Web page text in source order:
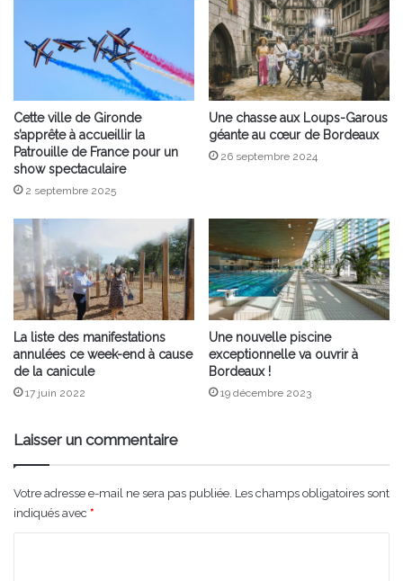
Cette ville de Gironde
s’apprête à accueillir la
Patrouille de France pour un
show spectaculaire
2 septembre 2025
Une chasse aux Loups-Garous
géante au cœur de Bordeaux
26 septembre 2024
La liste des manifestations
annulées ce week-end à cause
de la canicule
17 juin 2022
Une nouvelle piscine
exceptionnelle va ouvrir à
Bordeaux !
19 décembre 2023
Laisser un commentaire
Votre adresse e-mail ne sera pas publiée. Les champs obligatoires sont
indiqués avec *